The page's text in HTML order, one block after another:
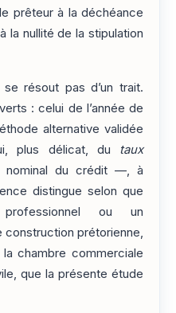
prêteur à la déchéance
la nullité de la stipulation
résout pas d’un trait.
: celui de l’année de
alternative validée
plus délicat, du taux
du crédit —, à
distingue selon que
ou un
construction prétorienne,
chambre commerciale
que la présente étude